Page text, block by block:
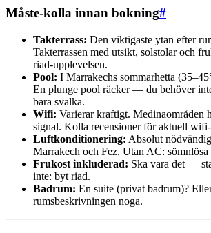
Måste-kolla innan bokning#
Takterrass: Den viktigaste ytan efter
Takterrassen med utsikt, solstolar och
riad-upplevelsen.
Pool: I Marrakechs sommarhetta
En plunge pool räcker — du behöver
bara svalka.
Wifi: Varierar kraftigt. Medinaområden
signal. Kolla recensioner för aktuell wifi-
Luftkonditionering: Absolut
Marrakech och Fez. Utan AC: sömnlösa
Frukost inkluderad: Ska vara det —
inte: byt riad.
Badrum: En suite (privat badrum)?
rumsbeskrivningen noga.